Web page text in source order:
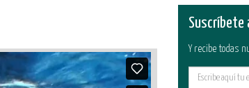
Suscríbete
Y recibe todas